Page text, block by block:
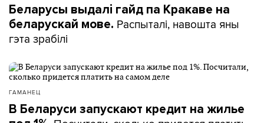
Беларусы выдалі гайд па Кракаве на
беларускай мове. Распыталі, навошта яны
гэта зрабілі
ГАМАНЕЦ
В Беларуси запускают кредит на жилье